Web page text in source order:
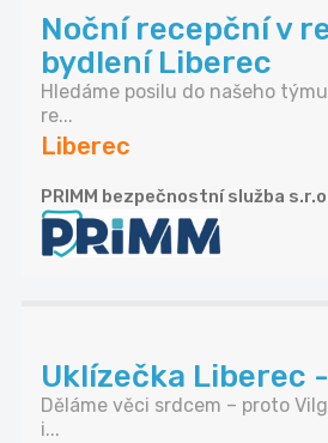
Noční recepční v
bydlení Liberec
Hledáme posilu do našeho
re...
Liberec
PRIMM bezpečnostní služba
Uklízečka Liberec
Děláme věci srdcem – proto
i...